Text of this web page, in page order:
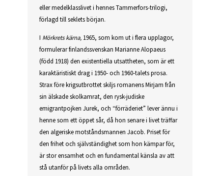
eller medelklasslivet i hennes Tammerfors-trilogi,
förlagd till seklets början.
I Mörkrets kärna, 1965, som kom ut i flera upplagor,
formulerar finlandssvenskan Marianne Alopaeus
(född 1918) den existentiella utsattheten, som är ett
karaktäristiskt drag i 1950- och 1960-talets prosa.
Strax före krigsutbrottet skiljs romanens Mirjam från
sin älskade skolkamrat, den rysk-judiske
emigrantpojken Jurek, och “förräderiet” lever ännu i
henne som ett öppet sår, då hon senare i livet träffar
den algeriske motståndsmannen Jacob. Priset för
den frihet och självständighet som hon kämpar för,
är stor ensamhet och en fundamental känsla av att
stå utanför på livets alla områden.